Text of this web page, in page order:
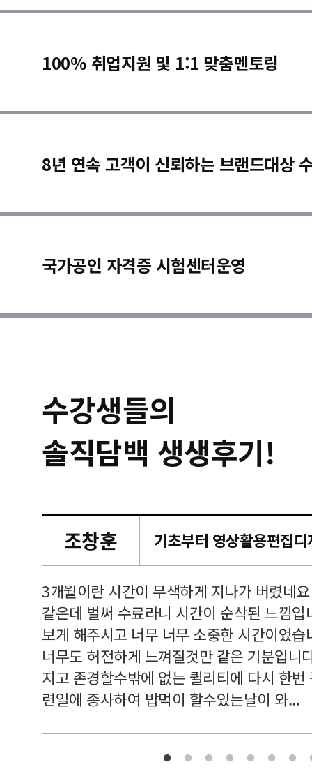
100% 취업지원 및 1:1 맞춤멘토링
8년 연속 고객이 신뢰하는 브랜드대상
국가공인 자격증 시험센터운영
수강생들의
솔직담백 생생후기!
조창훈
3개월이란 시간이 무색하게 지나가 버렸네
같은데 벌써 수료라니 시간이 순삭된 느낌
보게 해주시고 너무 너무 소중한 시간이었
너무도 허전하게 느껴질것만 같은 기분입니
지고 존경할수밖에 없는 퀼리티에 다시 한
련일에 종사하여 밥먹이 할수있는날이 와...